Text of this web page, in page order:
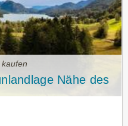
Nähe des